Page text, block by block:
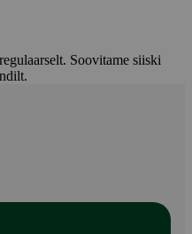
Soovitame siiski